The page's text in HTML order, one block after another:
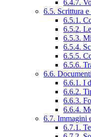
6.4.7.
6.5. Scrittura
6.5.1.
6.5.2.
6.5.3.
6.5.4.
6.5.5.
6.5.6.
6.6. Documenti
6.6.1. I
6.6.2.
6.6.3.
6.6.4.
6.7. Immagini
6.7.1.